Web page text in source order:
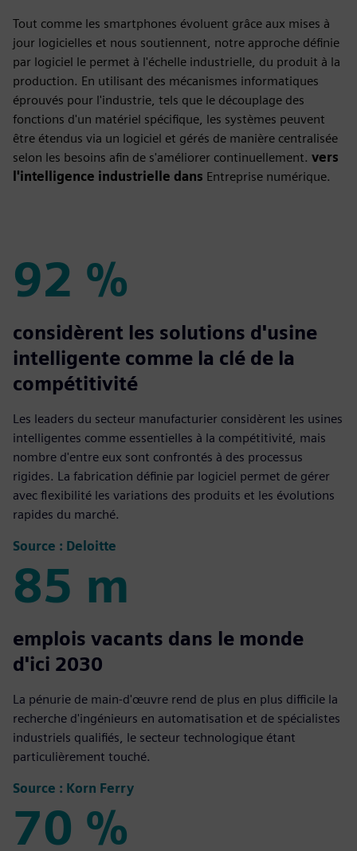
Tout comme les smartphones évoluent grâce aux mises à
jour logicielles et nous soutiennent, notre approche définie
par logiciel le permet à l'échelle industrielle, du produit à la
production. En utilisant des mécanismes informatiques
éprouvés pour l'industrie, tels que le découplage des
fonctions d'un matériel spécifique, les systèmes peuvent
être étendus via un logiciel et gérés de manière centralisée
selon les besoins afin de s'améliorer continuellement. vers
l'intelligence industrielle dans Entreprise numérique.
92 %
92 %
considèrent les solutions d'usine
intelligente comme la clé de la
compétitivité
Les leaders du secteur manufacturier considèrent les usines
intelligentes comme essentielles à la compétitivité, mais
nombre d'entre eux sont confrontés à des processus
rigides. La fabrication définie par logiciel permet de gérer
avec flexibilité les variations des produits et les évolutions
rapides du marché.
Source : Deloitte
85 m
85 m
emplois vacants dans le monde
d'ici 2030
La pénurie de main-d'œuvre rend de plus en plus difficile la
recherche d'ingénieurs en automatisation et de spécialistes
industriels qualifiés, le secteur technologique étant
particulièrement touché.
Source : Korn Ferry
70 %